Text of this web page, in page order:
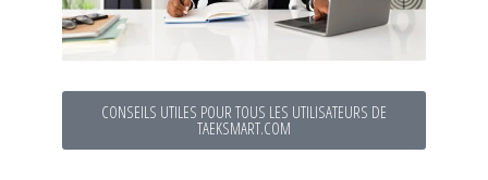
CONSEILS UTILES POUR TOUS LES UTILISATEURS DE
TAEKSMART.COM